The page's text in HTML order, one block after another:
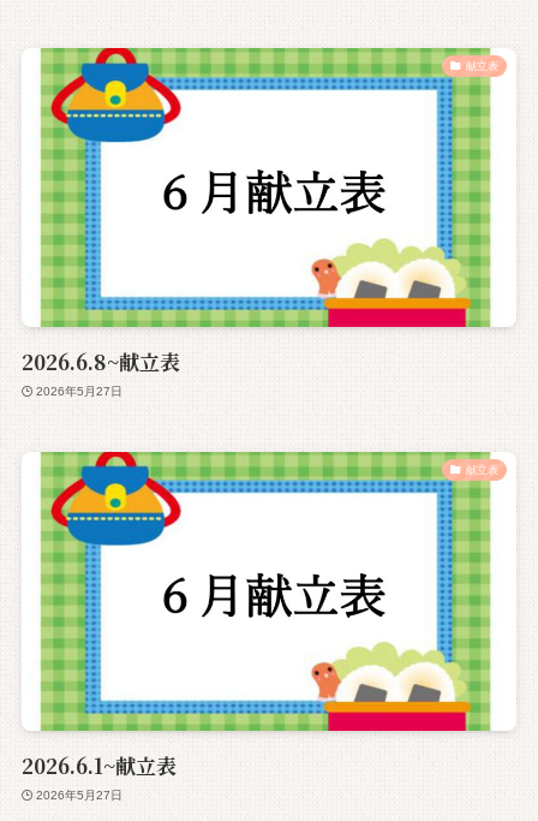
献立表
2026.6.8~献立表
2026年5月27日
献立表
2026.6.1~献立表
2026年5月27日